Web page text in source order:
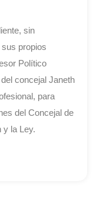
sin
propios
Político
concejal Janeth
para
del Concejal de
y la Ley.